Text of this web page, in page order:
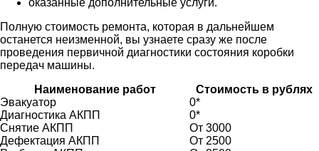
оказанные дополнительные услуги.
Полную стоимость ремонта, которая в дальнейшем
останется неизменной, вы узнаете сразу же после
проведения первичной диагностики состояния коробки
передач машины.
Наименование работ
Стоимость в рублях
Эвакуатор
0*
Диагностика АКПП
0*
Снятие АКПП
От 3000
Дефектация АКПП
От 2500